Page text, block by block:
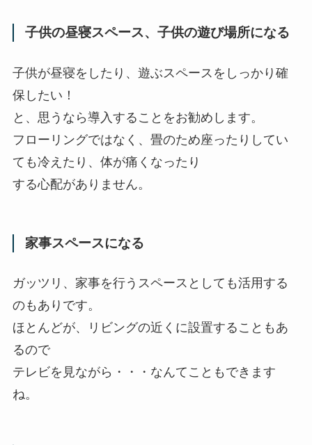
子供の昼寝スペース、子供の遊び場所になる
子供が昼寝をしたり、遊ぶスペースをしっかり確
保したい！
と、思うなら導入することをお勧めします。
フローリングではなく、畳のため座ったりしてい
ても冷えたり、体が痛くなったり
する心配がありません。
家事スペースになる
ガッツリ、家事を行うスペースとしても活用する
のもありです。
ほとんどが、リビングの近くに設置することもあ
るので
テレビを見ながら・・・なんてこともできます
ね。